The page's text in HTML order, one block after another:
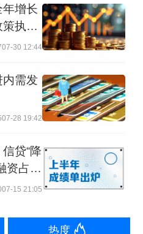
央行还将发挥好货
结构双重功能，结
将继续坚持“聚焦重
有退”的原则，在支
基础上，突出支持科
主线，进一步提升
、转型升级、新旧
域和薄弱环节
年增长
执行
07-30 12:44
内需发
07-28 19:42
贷“降
资占比
07-15 21:05
热度